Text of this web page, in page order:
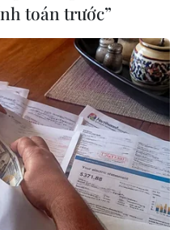
#Donald Trump
#Biên giới
#Mexico
toán trước”